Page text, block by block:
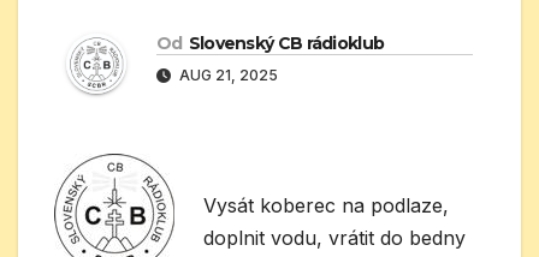
Od Slovenský CB rádioklub
AUG 21, 2025
Vysát koberec na podlaze,
doplnit vodu, vrátit do bedny